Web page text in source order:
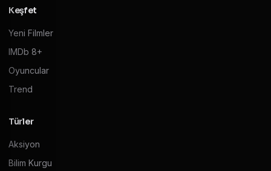
Keşfet
Yeni Filmler
IMDb 8+
Oyuncular
Trend
Türler
Aksiyon
Bilim Kurgu